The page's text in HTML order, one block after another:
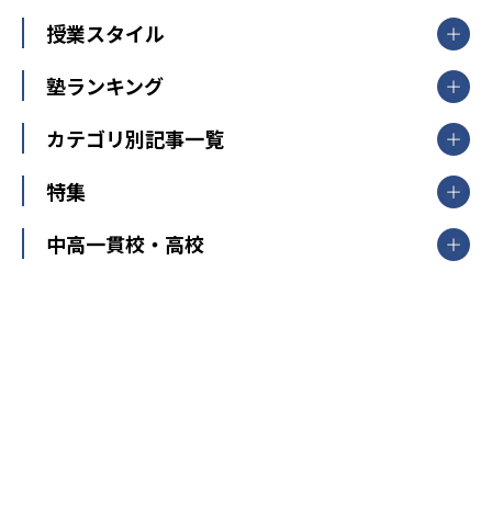
山形県
福島県
関東
東京都
神奈川県
茨城県
栃木県
群馬県
新潟県
中部
愛知県
静岡県
長野県
【掲載塾一覧を見る】
東京個別指導学院
明光義塾
個別教室のトライ
武田塾
授業スタイル
個別指導
オンライン指導
塾ランキング
中学受験ランキング
カテゴリ別記事一覧
中学受験
大学受験
特集
開成番長直伝！子どもの受験を成功させる方法
中高一貫校・高校